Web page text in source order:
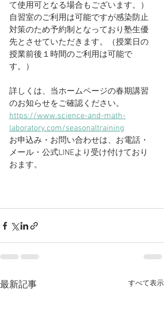
て使用可となる場合もございます。）
自習室のご利用は可能ですが感染防止
対策のため予約制となっており塾生優
先とさせていただきます。（授業日の
授業前後１時間のご利用は可能で
す。）
詳しくは、当ホームページの春期講習
のお知らせをご確認ください。
https://www.science-and-math-
laboratory.com/seasonaltraining
お申込み・お問い合わせは、お電話・
メール・公式LINEより受け付けており
おます。
最新記事 すべて表示